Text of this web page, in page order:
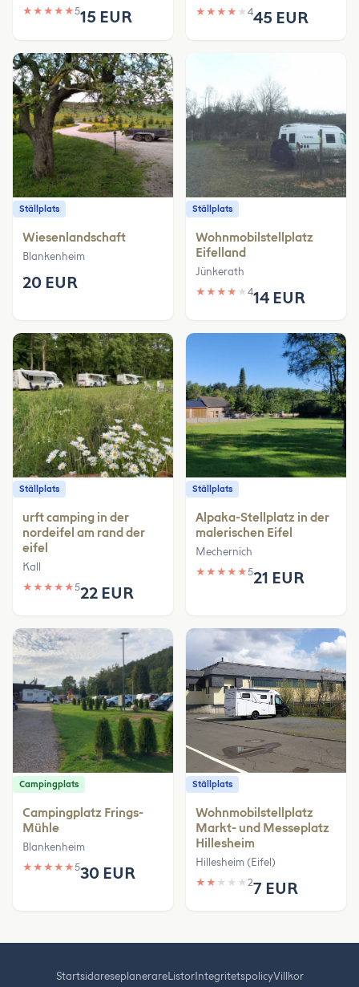
★ ★ ★ ★ ★515 EUR ★ ★ ★ ★ ★ 445 EUR
Ställplats
Wiesenlandschaft
Blankenheim
20 EUR
Ställplats
Wohnmobilstellplatz
Eifelland
Jünkerath
★ ★ ★ ★ ★ 414 EUR
Ställplats
urft camping in der
nordeifel am rand der
eifel
Kall
★ ★ ★ ★ ★522 EUR
Ställplats
Alpaka-Stellplatz in der
malerischen Eifel
Mechernich
★ ★ ★ ★ ★521 EUR
Campingplats
Campingplatz Frings-
Mühle
Blankenheim
★ ★ ★ ★ ★530 EUR
Ställplats
Wohnmobilstellplatz
Markt- und Messeplatz
Hillesheim
Hillesheim (Eifel)
★ ★ ★ ★ ★ 27 EUR
StartsidareseplanerareListorIntegritetspolicyVillkor